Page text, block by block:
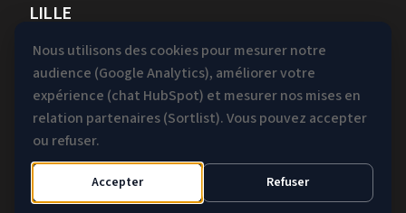
LILLE
Agence Zendesk à Lille
Agence Salesforce à Lille
Agence Sage X3 à Lille
Agence Odoo à Lille
Agence NetSuite à Lille
Agence Hubspot à Lille
Mentions légales & Gestion des
Nous utilisons des cookies pour mesurer notre
audience (Google Analytics), améliorer votre
expérience (chat HubSpot) et mesurer nos mises en
relation partenaires (Sortlist). Vous pouvez accepter
ou refuser.
Accepter Refuser